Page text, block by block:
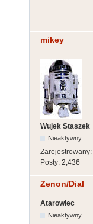
mikey
Wujek Staszek
Nieaktywny
Zarejestrowany:
Posty: 2,436
Zenon/Dial
Atarowiec
Nieaktywny